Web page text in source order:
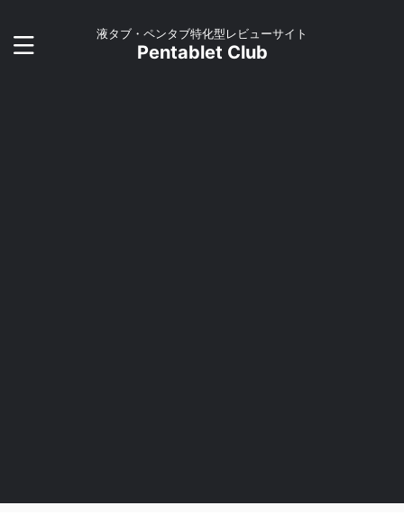
液タブ・ペンタブ特化型レビューサイト
Pentablet Club